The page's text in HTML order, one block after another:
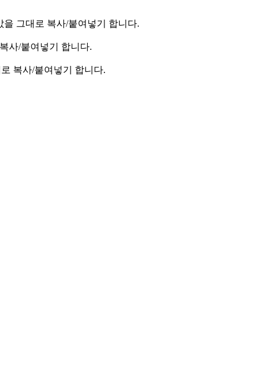
을 그대로 복사/붙여넣기 합니다.
사/붙여넣기 합니다.
복사/붙여넣기 합니다.